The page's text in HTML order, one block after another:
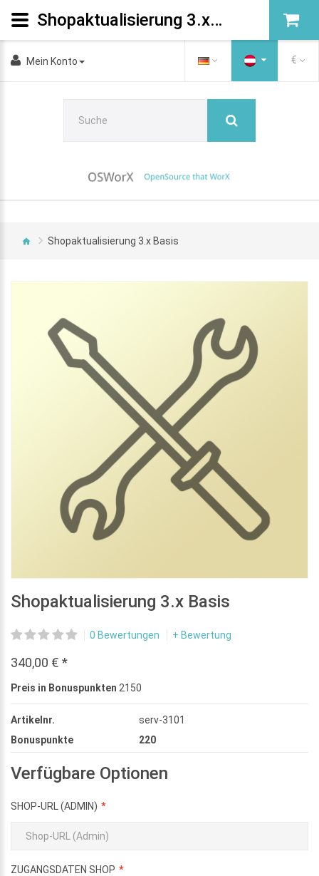
Mein Konto €
Shopaktualisierung 3.x Basis
Shopaktualisierung 3.x Basis
0 Bewertungen + Bewertung
340,00 € *
Preis in Bonuspunkten 2150
Artikelnr.
serv-3101
Bonuspunkte
220
Verfügbare Optionen
SHOP-URL (ADMIN)
ZUGANGSDATEN SHOP
Shopaktualisierung 3.x Basis